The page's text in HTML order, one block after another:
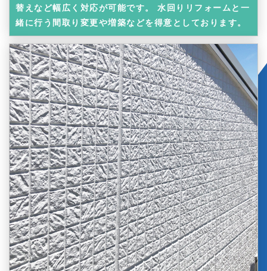
替えなど幅広く対応が可能です。 水回りリフォームと一
緒に行う間取り変更や増築などを得意としております。